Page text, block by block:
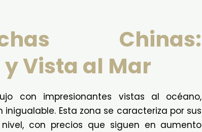
Chinas:
Vista al Mar
con impresionantes vistas al océano,
inigualable. Esta zona se caracteriza por sus
con precios que siguen en aumento